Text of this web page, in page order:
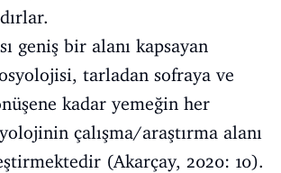
geniş bir alanı kapsayan
tarladan sofraya ve
kadar yemeğin her
çalışma/araştırma alanı
(Akarçay, 2020: 10).